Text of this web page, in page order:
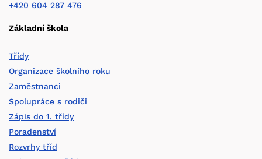
+420 604 287 476
Základní škola
Třídy
Organizace školního roku
Zaměstnanci
Spolupráce s rodiči
Zápis do 1. třídy
Poradenství
Rozvrhy tříd